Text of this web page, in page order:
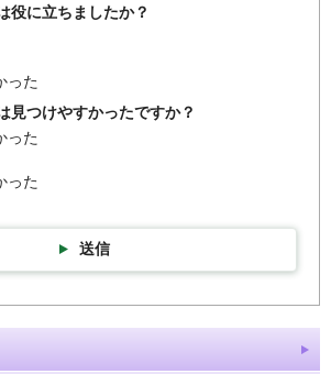
役に立ちましたか？
った
見つけやすかったですか？
った
った
送信